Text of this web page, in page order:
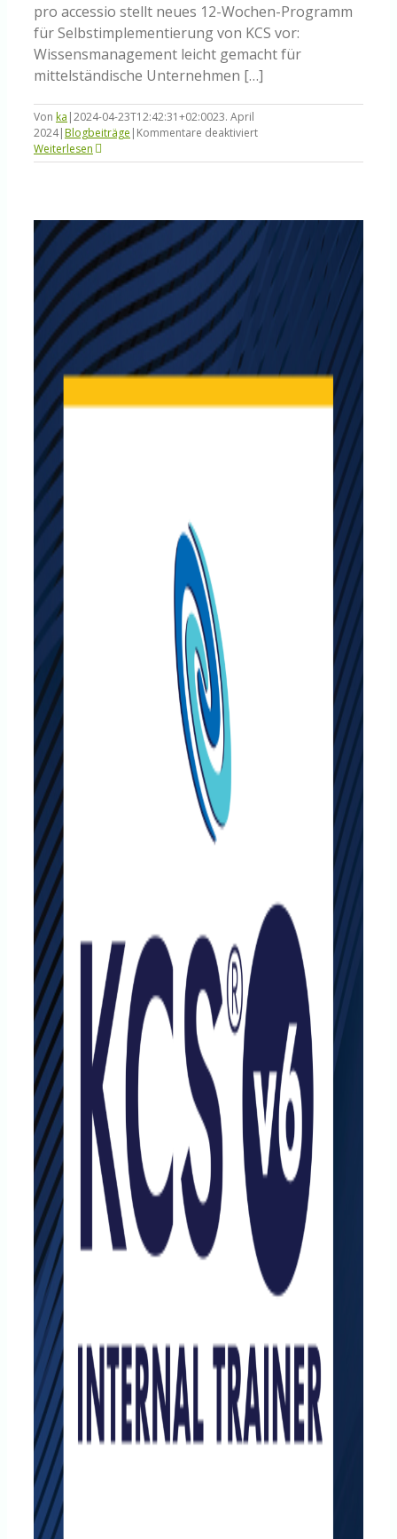
pro accessio stellt neues 12-Wochen-Programm
für Selbstimplementierung von KCS vor:
Wissensmanagement leicht gemacht für
mittelständische Unternehmen […]
Von ka |2024-04-23T12:42:31+02:0023. April
2024|Blogbeiträge | Kommentare deaktiviertfür
12-
KCS-
Selbstimplementierung
mittelständischen
Weiterlesen